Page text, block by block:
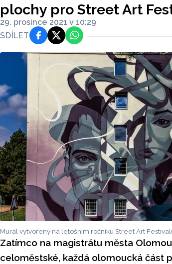
plochy pro Street Art
29. prosince 2021 v 10:29
SDÍLET
FacebookPlatforma X
WhatsApp
Murál vytvořený na letošním ročníku Street Art
Zatímco na magistrátu města
celoměstské, každá olomoucká část